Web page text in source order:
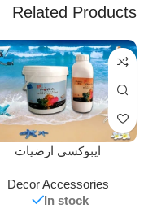
Related Products
ايبوكسى ارضيات
Decor Accessories
In stock